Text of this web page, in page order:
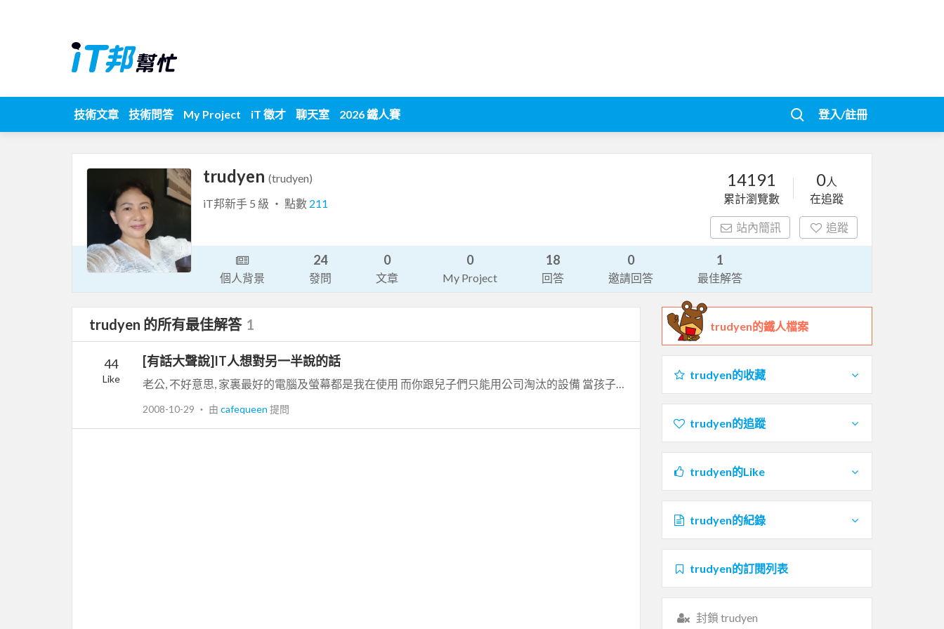
技術文章 技術問答 My Project iT 徵才 聊天室 2026 鐵人賽 登入/註冊
trudyen (trudyen)
iT邦新手 5 級 ‧ 點數 211
14191
累計瀏覽數
0人
在追蹤
站內簡訊 追蹤
個人背景
24
發問
0
文章
0
My Project
18
回答
0
邀請回答
1
最佳解答
trudyen 的所有最佳解答 1
44
Like
[有話大聲說]IT人想對另一半說的話
2008-10-29 ‧ 由 cafequeen 提問
trudyen的鐵人檔案
trudyen的收藏
trudyen的追蹤
trudyen的Like
trudyen的紀錄
trudyen的訂閱列表
封鎖 trudyen